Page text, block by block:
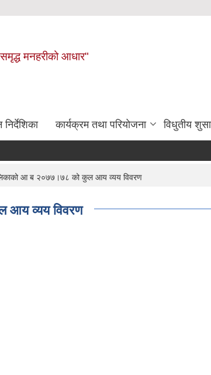
समृद्ध मनहरीको आधार"
कार्यक्रम तथा परियोजना विधुतीय
आ ब २०७७।७८ को कुल आय व्यय विवरण
आय व्यय विवरण